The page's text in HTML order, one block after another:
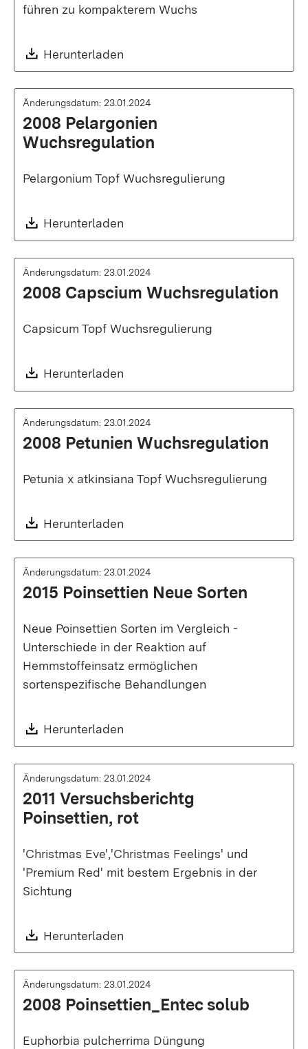
führen zu kompakterem Wuchs
Download:
Herunterladen
Änderungsdatum: 23.01.2024
2008 Pelargonien
Wuchsregulation
Pelargonium Topf Wuchsregulierung
Download:
Herunterladen
Änderungsdatum: 23.01.2024
2008 Capscium Wuchsregulation
Capsicum Topf Wuchsregulierung
Download:
Herunterladen
Änderungsdatum: 23.01.2024
2008 Petunien Wuchsregulation
Petunia x atkinsiana Topf Wuchsregulierung
Download:
Herunterladen
Änderungsdatum: 23.01.2024
2015 Poinsettien Neue Sorten
Neue Poinsettien Sorten im Vergleich -
Unterschiede in der Reaktion auf
Hemmstoffeinsatz ermöglichen
sortenspezifische Behandlungen
Download:
Herunterladen
Änderungsdatum: 23.01.2024
2011 Versuchsberichtg
Poinsettien, rot
'Christmas Eve','Christmas Feelings' und
'Premium Red' mit bestem Ergebnis in der
Sichtung
Download:
Herunterladen
Änderungsdatum: 23.01.2024
2008 Poinsettien_Entec solub
Euphorbia pulcherrima Düngung